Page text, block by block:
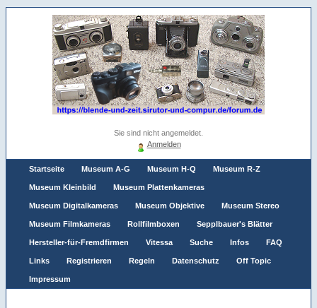
Sie sind nicht angemeldet.
Anmelden
Startseite Museum A-G Museum H-Q Museum R-Z
Museum Kleinbild Museum Plattenkameras
Museum Digitalkameras Museum Objektive Museum Stereo
Museum Filmkameras Rollfilmboxen Sepplbauer's Blätter
Hersteller-für-Fremdfirmen Vitessa Suche Infos FAQ
Links Registrieren Regeln Datenschutz Off Topic
Impressum